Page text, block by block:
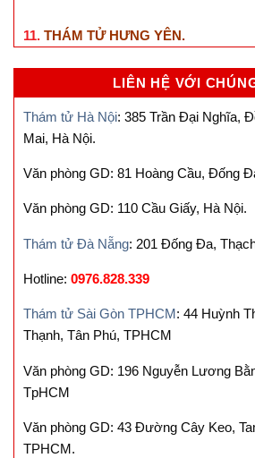
11. THÁM TỬ HƯNG YÊN.
LIÊN HỆ VỚI
Thám tử Hà Nội: 385 Trần Đại Nghĩa,
Mai, Hà Nội.
Văn phòng GD: 81 Hoàng Cầu, Đống
Văn phòng GD: 110 Cầu Giấy, Hà Nội.
Thám tử Đà Nẵng: 201 Đống Đa,
Hotline: 0976.828.339
Thám tử Sài Gòn TPHCM: 44 Huỳnh
Thạnh, Tân Phú, TPHCM
Văn phòng GD: 196 Nguyễn Lương
TpHCM
Văn phòng GD: 43 Đường Cây Keo,
TPHCM.